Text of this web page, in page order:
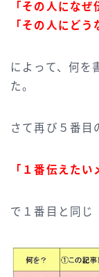
「その人になぜ
「その人にどう
によって、何を
た。
さて再び５番目
「１番伝えたい
で１番目と同じ